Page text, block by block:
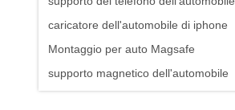
caricatore dell'automobile di iphone
Montaggio per auto Magsafe
supporto magnetico dell'automobile